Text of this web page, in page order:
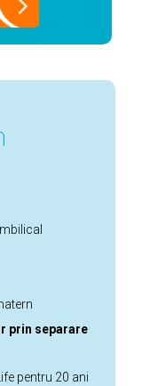
prin separare
pentru 20 ani